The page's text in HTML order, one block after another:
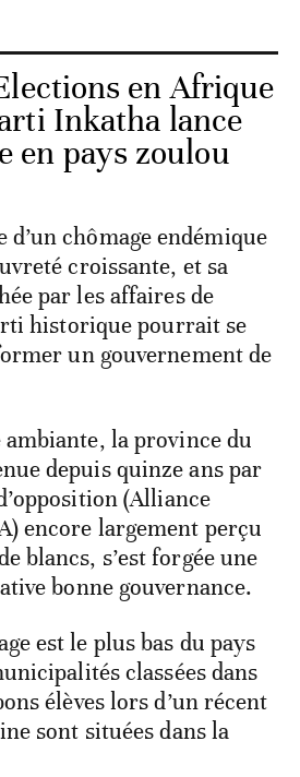
en Afrique
Inkatha lance
en pays zoulou
d’un chômage endémique
croissante, et sa
par les affaires de
historique pourrait se
un gouvernement de
la province du
depuis quinze ans par
(Alliance
encore largement perçu
blancs, s’est forgée une
bonne gouvernance.
est le plus bas du pays
classées dans
élèves lors d’un récent
sont situées dans la